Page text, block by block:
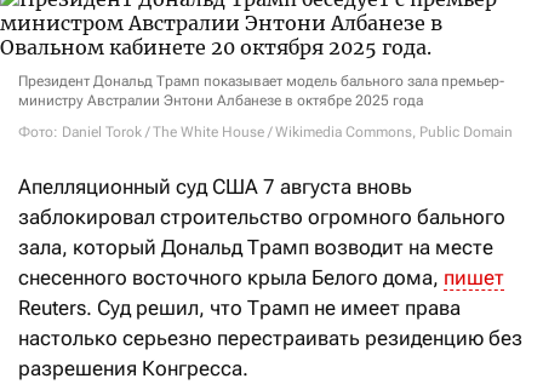
Президент Дональд Трамп показывает модель бального зала премьер-
министру Австралии Энтони Албанезе в октябре 2025 года
Фото: Daniel Torok / The White House / Wikimedia Commons, Public Domain
Апелляционный суд США 7 августа вновь
заблокировал строительство огромного бального
зала, который Дональд Трамп возводит на месте
снесенного восточного крыла Белого дома, пишет
Reuters. Суд решил, что Трамп не имеет права
настолько серьезно перестраивать резиденцию без
разрешения Конгресса.